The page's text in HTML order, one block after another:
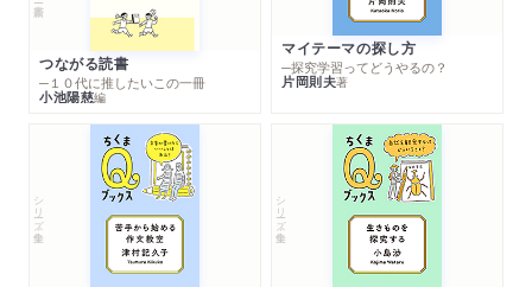
つながる読書
─１０代に推したいこの一冊
小池陽慈編
マイテーマの探し方
─探究学習ってどうやるの？
片岡則夫著
シリーズ・全集 シリーズ・全集